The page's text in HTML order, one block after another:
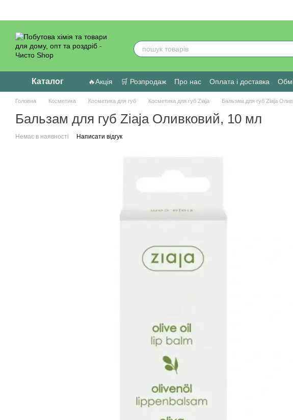
Каталог 🔥Акція 🛒 Розпродаж Про нас Оплата і доставка
Головна Косметика Косметика для губ Косметика для губ Ziaja Бальзам для губ Ziaja
Бальзам для губ Ziaja Оливковий, 10 мл
Немає в наявності Написати відгук